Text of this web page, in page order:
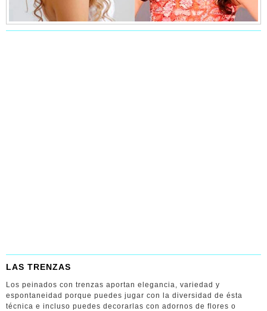
LAS TRENZAS
Los peinados con trenzas aportan elegancia, variedad y
espontaneidad porque puedes jugar con la diversidad de ésta
técnica e incluso puedes decorarlas con adornos de flores o